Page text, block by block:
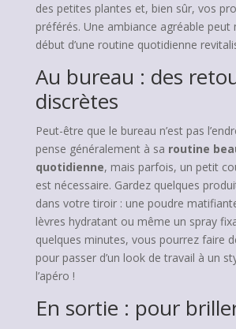
des petites plantes et, bien sûr, vos
préférés. Une ambiance agréable peut
début d’une routine quotidienne
Au bureau : des
discrètes
Peut-être que le bureau n’est pas
pense généralement à sa routine
quotidienne, mais parfois, un petit
est nécessaire. Gardez quelques
dans votre tiroir : une poudre
lèvres hydratant ou même un spray
quelques minutes, vous pourrez faire
pour passer d’un look de travail à un
l’apéro !
En sortie : pour